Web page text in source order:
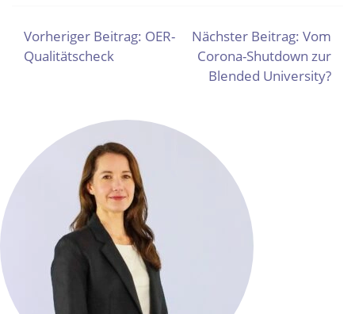
BEITRAGSNAVIGATION
Vorheriger Beitrag: OER-
Qualitätscheck
Nächster Beitrag: Vom
Corona-Shutdown zur
Blended University?